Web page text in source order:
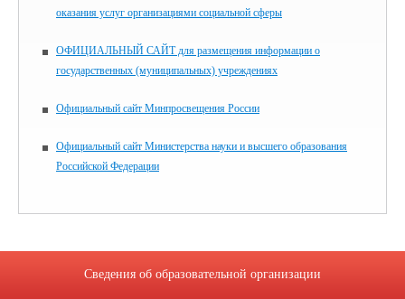
оказания услуг организациями социальной сферы
ОФИЦИАЛЬНЫЙ САЙТ для размещения информации о
государственных (муниципальных) учреждениях
Официальный сайт Минпросвещения России
Официальный сайт Министерства науки и высшего образования
Российской Федерации
Сведения об образовательной организации